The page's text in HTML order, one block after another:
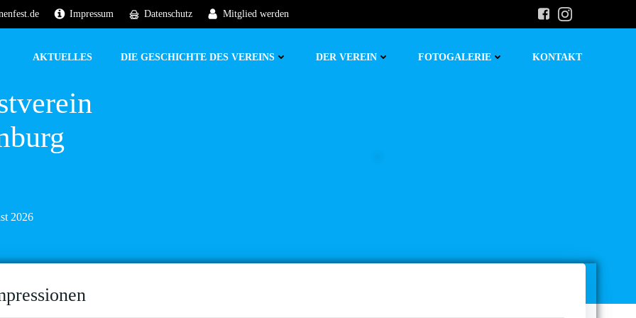
Impressum Datenschutz Mitglied werden
AKTUELLES DIE GESCHICHTE DES VEREINS DER VEREIN FOTOGALERIE KONTAKT
2026